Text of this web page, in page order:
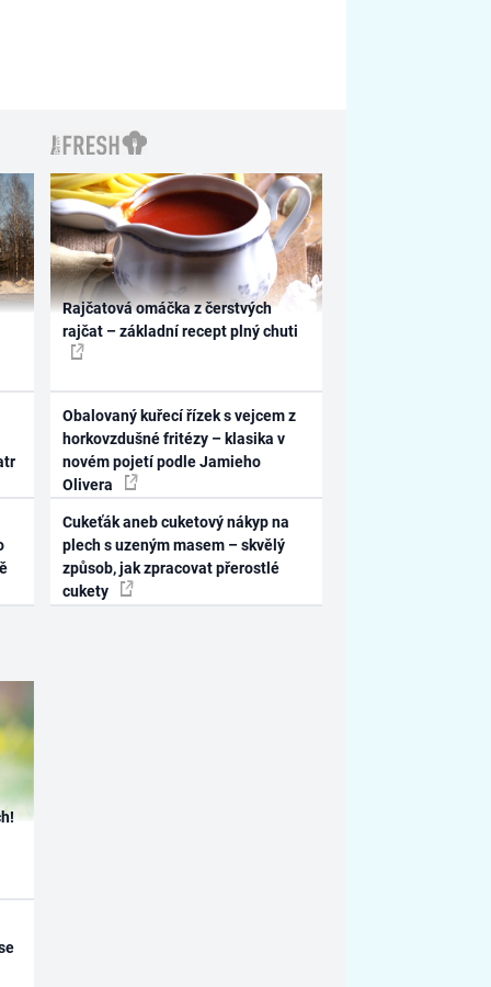
Rajčatová omáčka z čerstvých
rajčat – základní recept plný chuti
Obalovaný kuřecí řízek s vejcem z
horkovzdušné fritézy – klasika v
novém pojetí podle Jamieho
Olivera
Cukeťák aneb cuketový nákyp na
plech s uzeným masem – skvělý
způsob, jak zpracovat přerostlé
cukety